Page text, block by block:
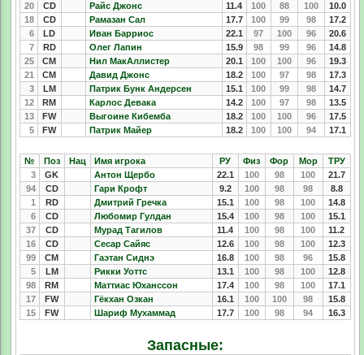
20
CD Райс Джонс 11.4 100 88 100
10.0
18
CD Рамазан Сал 17.7 100 99 98
17.2
6
LD Иван Барриос 22.1 97 100 96
20.6
7
RD Олег Лапин 15.9 98 99 96
14.8
25
CM Нил МакАллистер 20.1 100 100 96
19.3
21
CM Давид Джонс 18.2 100 97 98
17.3
3
LM Патрик Бунк Андерсен 15.1 100 99 98
14.7
12
RM Карлос Девака 14.2 100 97 98
13.5
13
FW Выгоине Кибемба 18.2 100 100 96
17.5
5
FW Патрик Майер 18.2 100 100 94 17.1
№ Поз Нац Имя игрока РУ Физ Фор Мор
ТРУ
3
GK Антон Щербо 22.1 100 98 100
21.7
94
CD Гари Крофт 9.2 100 98 98
8.8
1
RD Дмитрий Гречка 15.1 100 98 100
14.8
6
CD Любомир Гулдан 15.4 100 98 100
15.1
37
CD Мурад Тагилов 11.4 100 98 100
11.2
16
CD Сесар Сайяс 12.6 100 98 100
12.3
99
CM Гаэтан Сиднэ 16.8 100 98 96
15.8
5
LM Рикки Уоттс 13.1 100 98 100
12.8
98
RM Маттиас Юханссон 17.4 100 98 100
17.1
17
FW Гёкхан Озкан 16.1 100 100 98
15.8
15
FW Шариф Мухаммад 17.7 100 98 94 16.3
Запасные: